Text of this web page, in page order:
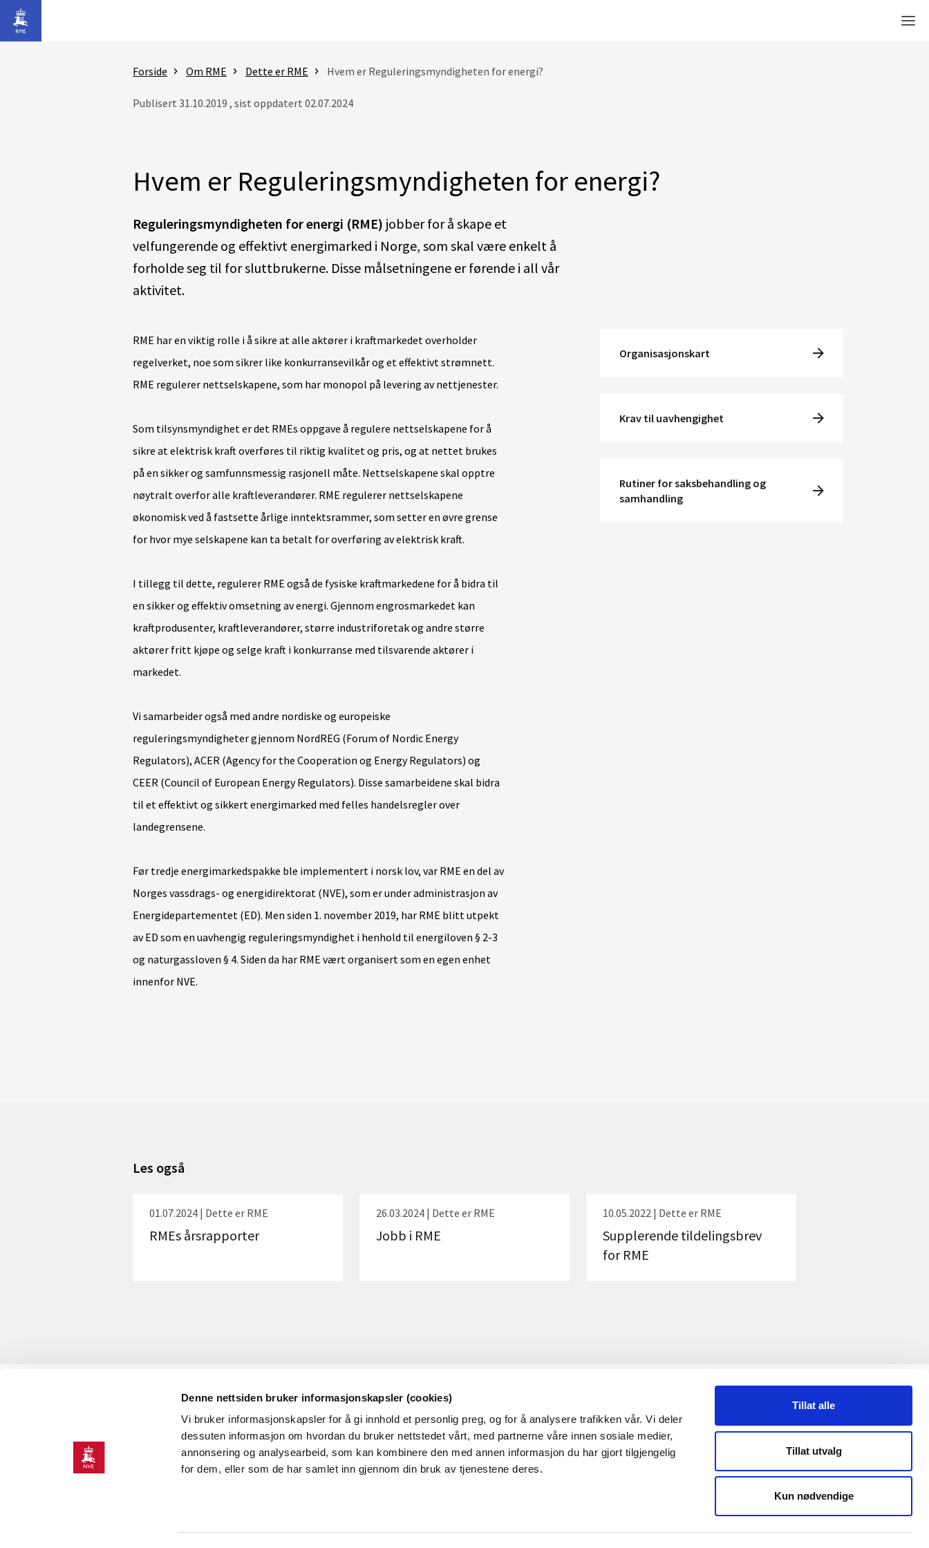
Denne nettsiden bruker informasjonskapsler (cookies)
Vi bruker informasjonskapsler for å gi innhold et personlig preg, og for å analysere trafikken vår. Vi deler
dessuten informasjon om hvordan du bruker nettstedet vårt, med partnerne våre innen sosiale medier,
annonsering og analysearbeid, som kan kombinere den med annen informasjon du har gjort tilgjengelig
for dem, eller som de har samlet inn gjennom din bruk av tjenestene deres.
Tillat alle
Tillat utvalg
Kun nødvendige
Gå til hovedinnhold
Forside Om RME Dette er RME Hvem er Reguleringsmyndigheten for energi?
Publisert 31.10.2019 , sist oppdatert 02.07.2024
Hvem er Reguleringsmyndigheten for energi?
Reguleringsmyndigheten for energi (RME) jobber for å skape et
velfungerende og effektivt energimarked i Norge, som skal være enkelt å
forholde seg til for sluttbrukerne. Disse målsetningene er førende i all vår
aktivitet.
RME har en viktig rolle i å sikre at alle aktører i kraftmarkedet overholder
regelverket, noe som sikrer like konkurransevilkår og et effektivt strømnett.
RME regulerer nettselskapene, som har monopol på levering av nettjenester.
Som tilsynsmyndighet er det RMEs oppgave å regulere nettselskapene for å
sikre at elektrisk kraft overføres til riktig kvalitet og pris, og at nettet brukes
på en sikker og samfunnsmessig rasjonell måte. Nettselskapene skal opptre
nøytralt overfor alle kraftleverandører. RME regulerer nettselskapene
økonomisk ved å fastsette årlige inntektsrammer, som setter en øvre grense
for hvor mye selskapene kan ta betalt for overføring av elektrisk kraft.
I tillegg til dette, regulerer RME også de fysiske kraftmarkedene for å bidra til
en sikker og effektiv omsetning av energi. Gjennom engrosmarkedet kan
kraftprodusenter, kraftleverandører, større industriforetak og andre større
aktører fritt kjøpe og selge kraft i konkurranse med tilsvarende aktører i
markedet.
Vi samarbeider også med andre nordiske og europeiske
reguleringsmyndigheter gjennom NordREG (Forum of Nordic Energy
Regulators), ACER (Agency for the Cooperation og Energy Regulators) og
CEER (Council of European Energy Regulators). Disse samarbeidene skal bidra
til et effektivt og sikkert energimarked med felles handelsregler over
landegrensene.
Før tredje energimarkedspakke ble implementert i norsk lov, var RME en del av
Norges vassdrags- og energidirektorat (NVE), som er under administrasjon av
Energidepartementet (ED). Men siden 1. november 2019, har RME blitt utpekt
av ED som en uavhengig reguleringsmyndighet i henhold til energiloven § 2-3
og naturgassloven § 4. Siden da har RME vært organisert som en egen enhet
innenfor NVE.
Organisasjonskart
Krav til uavhengighet
Rutiner for saksbehandling og
samhandling
Les også
01.07.2024 | Dette er RME
RMEs årsrapporter
26.03.2024 | Dette er RME
Jobb i RME
10.05.2022 | Dette er RME
Supplerende tildelingsbrev
for RME
KONTAKT OSS
Kontaktinformasjon
OM RME
Dette er RME
Ledige stillinger i RME
Presserom
RMEs personvernerklæring